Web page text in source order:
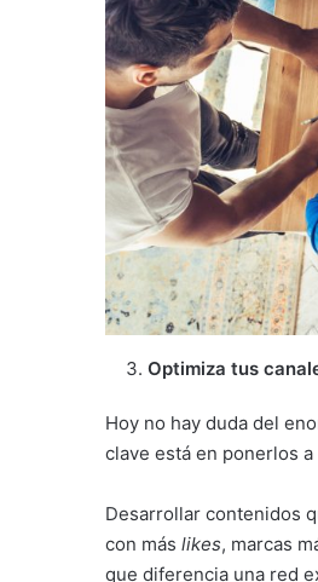
Optimiza tus
Hoy no hay duda del
clave está en ponerlos
Desarrollar contenidos
con más likes, marcas
que diferencia una red